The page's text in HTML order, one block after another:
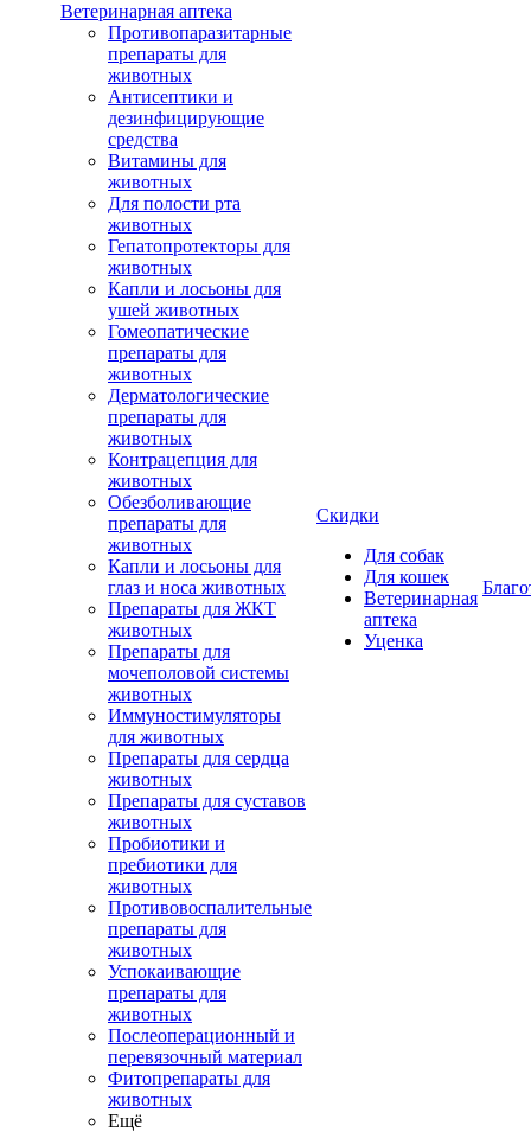
Ветеринарная аптека
Противопаразитарные
препараты для
животных
Антисептики и
дезинфицирующие
средства
Витамины для
животных
Для полости рта
животных
Гепатопротекторы для
животных
Капли и лосьоны для
ушей животных
Гомеопатические
препараты для
животных
Дерматологические
препараты для
животных
Контрацепция для
животных
Обезболивающие
препараты для
животных
Капли и лосьоны для
глаз и носа животных
Препараты для ЖКТ
животных
Препараты для
мочеполовой системы
животных
Иммуностимуляторы
для животных
Препараты для сердца
животных
Препараты для суставов
животных
Пробиотики и
пребиотики для
животных
Противовоспалительные
препараты для
животных
Успокаивающие
препараты для
животных
Послеоперационный и
перевязочный материал
Фитопрепараты для
животных
Ещё
Скидки
Для собак
Для кошек
Ветеринарная
аптека
Уценка